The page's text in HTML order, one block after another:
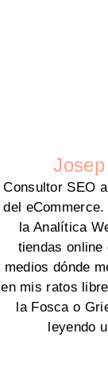
Consultor SEO
del
la Analítica
tiendas
medios dónde
en mis ratos
la Fosca o
leyendo